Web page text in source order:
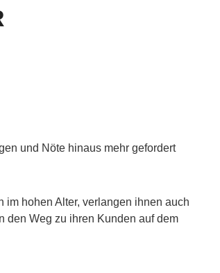
und Nöte hinaus mehr gefordert
im hohen Alter, verlangen ihnen auch
den Weg zu ihren Kunden auf dem